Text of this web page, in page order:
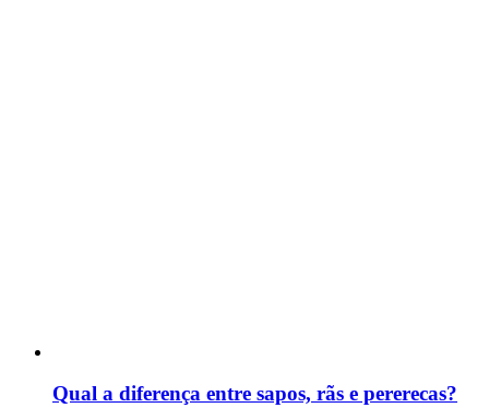
Qual a diferença entre sapos, rãs e pererecas?